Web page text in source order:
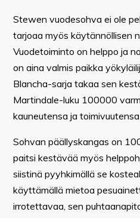
Stewen vuodesohva ei ole
tarjoaa myös käytännöllisen
Vuodetoiminto on helppo ja
on aina valmis paikka
Blancha-sarja takaa sen
Martindale-luku 100000
kauneutensa ja toimivuutensa
Sohvan päällyskangas on
paitsi kestävää myös
siistinä pyyhkimällä se
käyttämällä mietoa
irrotettavaa, sen